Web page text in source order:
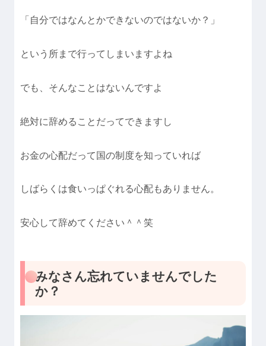
「自分ではなんとかできないのではないか？」
という所まで行ってしまいますよね
でも、そんなことはないんですよ
絶対に辞めることだってできますし
お金の心配だって国の制度を知っていれば
しばらくは食いっぱぐれる心配もありません。
安心して辞めてください＾＾笑
みなさん忘れていませんでした
か？